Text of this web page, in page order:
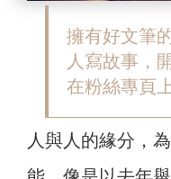
擁有好文筆
人寫故事，
在粉絲專頁
人與人的緣分，